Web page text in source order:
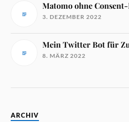
Matomo ohne
3. DEZEMBER 2022
Mein Twitter Bot für
8. MÄRZ 2022
ARCHIV